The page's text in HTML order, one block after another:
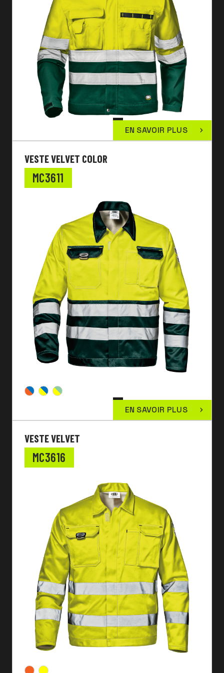
EN SAVOIR PLUS
VESTE VELVET COLOR
MC3611
EN SAVOIR PLUS
VESTE VELVET
MC3616